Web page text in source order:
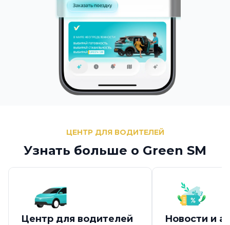
ЦЕНТР ДЛЯ ВОДИТЕЛЕЙ
Узнать больше о Green SM
Центр для водителей Новости и